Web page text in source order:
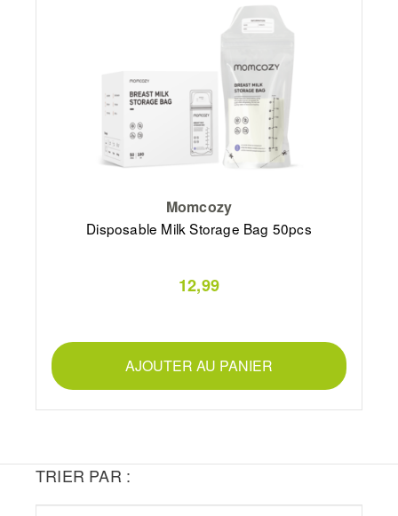
Momcozy
Disposable Milk Storage Bag 50pcs
12,99
AJOUTER AU PANIER
TRIER PAR :